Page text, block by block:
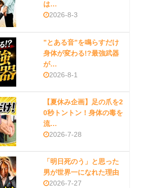
は…
2026-8-3
”とある音”を鳴らすだけ
身体が変わる!?最強武器
が…
2026-8-1
【夏休み企画】足の爪を2
0秒トントン！身体の毒を
流…
2026-7-28
「明日死のう」と思った
男が世界一になれた理由
2026-7-27